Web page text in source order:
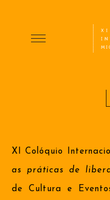
XI Colóquio
as práticas de
de Cultura e